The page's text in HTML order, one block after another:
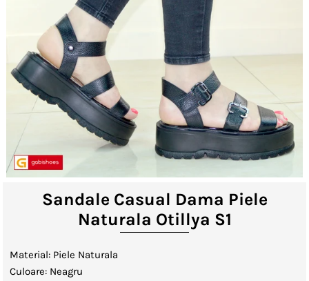
Sandale Casual Dama Piele
Naturala Otillya S1
Material: Piele Naturala
Culoare: Neagru
Lenjerii de Pat
Viziere
Catalog
Contact
Autentificare sau creeaza cont
client